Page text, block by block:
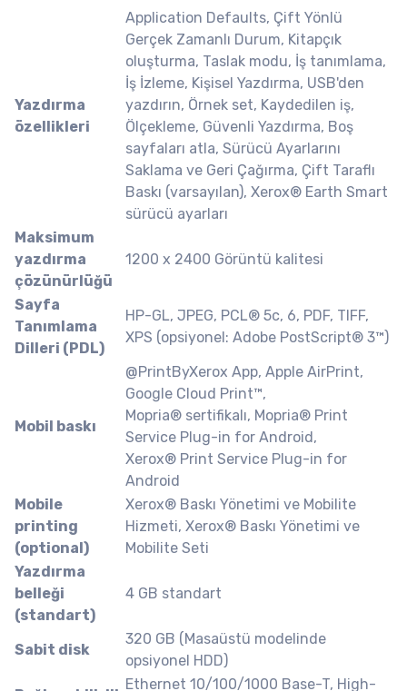
Yazdırma
özellikleri
Application Defaults, Çift Yönlü
Gerçek Zamanlı Durum, Kitapçık
oluşturma, Taslak modu, İş tanımlama,
İş İzleme, Kişisel Yazdırma, USB'den
yazdırın, Örnek set, Kaydedilen iş,
Ölçekleme, Güvenli Yazdırma, Boş
sayfaları atla, Sürücü Ayarlarını
Saklama ve Geri Çağırma, Çift Taraflı
Baskı (varsayılan), Xerox® Earth Smart
sürücü ayarları
Maksimum
yazdırma
çözünürlüğü
1200 x 2400 Görüntü kalitesi
Sayfa
Tanımlama
Dilleri (PDL)
HP-GL, JPEG, PCL® 5c, 6, PDF, TIFF,
XPS (opsiyonel: Adobe PostScript® 3™)
Mobil baskı
@PrintByXerox App, Apple AirPrint,
Google Cloud Print™,
Mopria® sertifikalı, Mopria® Print
Service Plug-in for Android,
Xerox® Print Service Plug-in for
Android
Mobile
printing
(optional)
Xerox® Baskı Yönetimi ve Mobilite
Hizmeti, Xerox® Baskı Yönetimi ve
Mobilite Seti
Yazdırma
belleği
(standart)
4 GB standart
Sabit disk
320 GB (Masaüstü modelinde
opsiyonel HDD)
Ethernet 10/100/1000 Base-T, High-